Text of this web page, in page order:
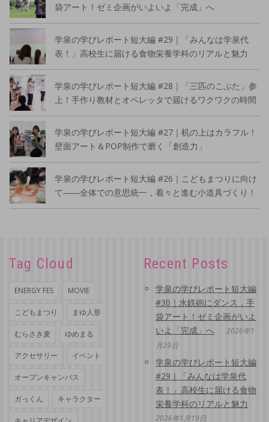
袋アート！ゼミ企画がいよいよ「完成」へ
学泉の学びレポート短大編 #29｜「みんなは学泉代
表！」高校生に届ける食物栄養学科のリアルと魅力
学泉の学びレポート短大編 #28｜「三匹のこぶた」参
上！手作り教材とオペレッタで届けるワクワクの時間
学泉の学びレポート短大編 #27｜机の上はカラフル！
壁面アート＆POP制作で磨く「創造力」
学泉の学びレポート短大編 #26｜こどもまつりに向け
て――全体での意思統一，着々と進む小道具づくり！
Tag Cloud
ENERGY FES MOVIE
こどもまつり まゆ人形
むらさき麦 ゆめまる
アクセサリー イベント
オープンキャンパス
ガっくん キャラクター
Recent Posts
学泉の学びレポート短大編
#30｜水鉄砲にダンス，手
袋アート！ゼミ企画がいよ
いよ「完成」へ
2026年1
月29日
学泉の学びレポート短大編
#29｜「みんなは学泉代
表！」高校生に届ける食物
栄養学科のリアルと魅力
2026年1月19日